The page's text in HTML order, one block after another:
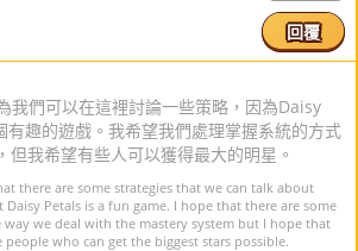
回覆
我們可以在這裡討論一些策略，因為Daisy
有趣的遊戲。我希望我們處理掌握系統的方式
但我希望有些人可以獲得最大的明星。
there are some strategies that we can talk about
Daisy Petals is a fun game. I hope that there are some
way we deal with the mastery system but I hope that
people who can get the biggest stars possible.